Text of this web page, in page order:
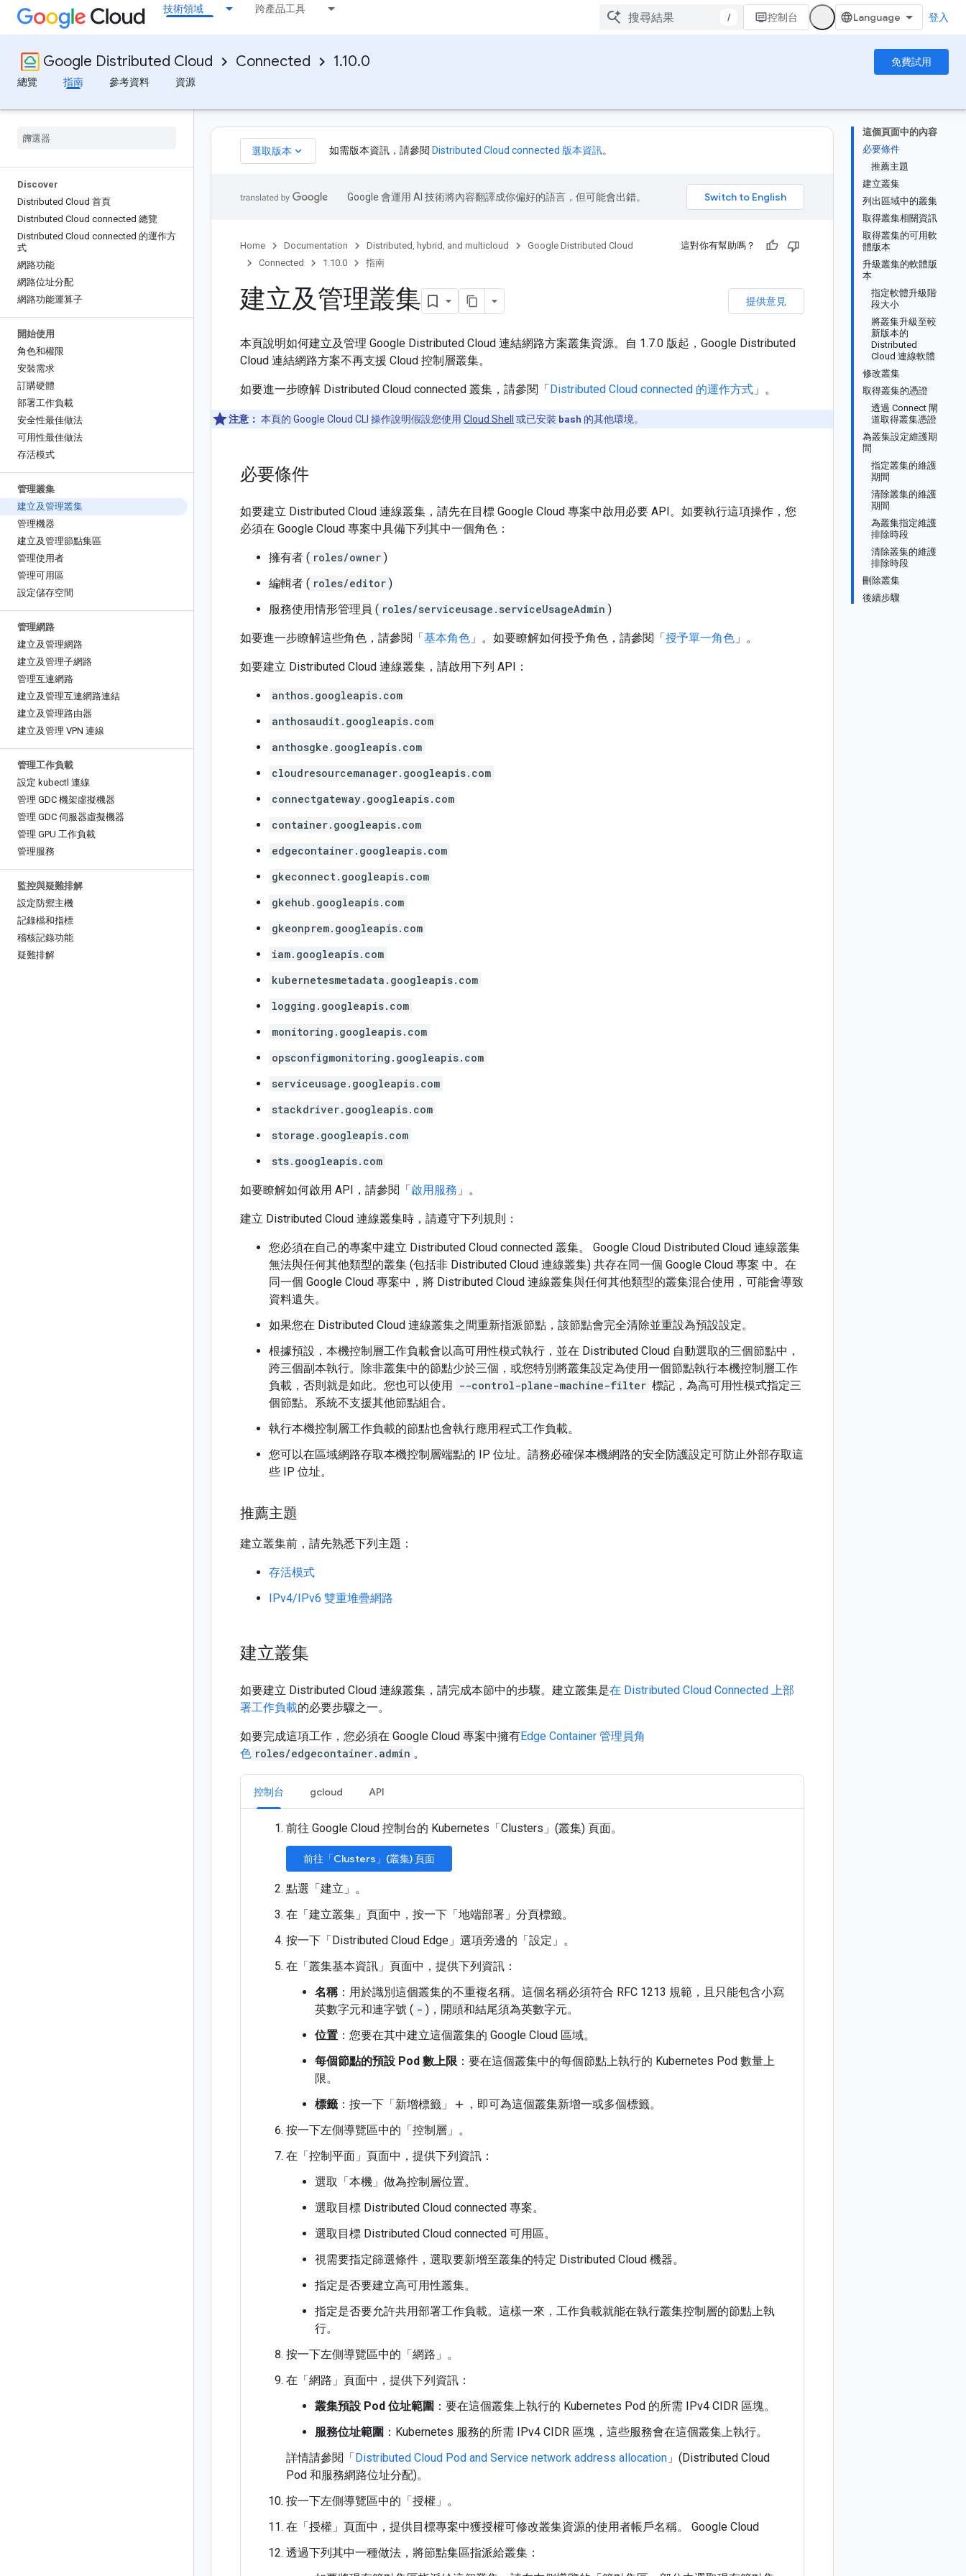
技術領域 跨產品工具
/ 控制台 登入
Google Distributed Cloud Connected 1.10.0
免費試用
總覽
指南 參考資料 資源
Discover
Distributed Cloud 首頁
Distributed Cloud connected 總覽
Distributed Cloud connected 的運作方
式
網路功能
網路位址分配
網路功能運算子
開始使用
角色和權限
安裝需求
訂購硬體
部署工作負載
安全性最佳做法
可用性最佳做法
存活模式
管理叢集
建立及管理叢集
管理機器
建立及管理節點集區
管理使用者
管理可用區
設定儲存空間
管理網路
建立及管理網路
建立及管理子網路
管理互連網路
建立及管理互連網路連結
建立及管理路由器
建立及管理 VPN 連線
管理工作負載
設定 kubectl 連線
管理 GDC 機架虛擬機器
管理 GDC 伺服器虛擬機器
管理 GPU 工作負載
管理服務
監控與疑難排解
設定防禦主機
記錄檔和指標
稽核記錄功能
疑難排解
這個頁面中的內容
必要條件
推薦主題
建立叢集
列出區域中的叢集
取得叢集相關資訊
取得叢集的可用軟
體版本
升級叢集的軟體版
本
指定軟體升級階
段大小
將叢集升級至較
新版本的
Distributed
Cloud 連線軟體
修改叢集
取得叢集的憑證
透過 Connect 閘
道取得叢集憑證
為叢集設定維護期
間
指定叢集的維護
期間
清除叢集的維護
期間
為叢集指定維護
排除時段
清除叢集的維護
排除時段
刪除叢集
後續步驟
選取版本 keyboard_arrow_down 如需版本資訊，請參閱 Distributed Cloud connected 版本資訊。
Google 會運用 AI 技術將內容翻譯成你偏好的語言，但可能會出錯。
Home Documentation Distributed, hybrid, and multicloud
Google Distributed Cloud
Connected
1.10.0 指南
這對你有幫助嗎？
提供意見
建立及管理叢集
本頁說明如何建立及管理 Google Distributed Cloud 連結網路方案叢集資源。自 1.7.0 版起，Google Distributed
Cloud 連結網路方案不再支援 Cloud 控制層叢集。
如要進一步瞭解 Distributed Cloud connected 叢集，請參閱「 Distributed Cloud connected 的運作方式 」。
注意： 本頁的 Google Cloud CLI 操作說明假設您使用 Cloud Shell 或已安裝 bash 的其他環境。
必要條件
如要建立 Distributed Cloud 連線叢集，請先在目標 Google Cloud 專案中啟用必要 API。如要執行這項操作，您
必須在 Google Cloud 專案中具備下列其中一個角色：
擁有者 ( roles/owner )
編輯者 ( roles/editor )
服務使用情形管理員 ( roles/serviceusage.serviceUsageAdmin )
如要進一步瞭解這些角色，請參閱「 基本角色 」。如要瞭解如何授予角色，請參閱「 授予單一角色 」。
如要建立 Distributed Cloud 連線叢集，請啟用下列 API：
anthos.googleapis.com
anthosaudit.googleapis.com
anthosgke.googleapis.com
cloudresourcemanager.googleapis.com
connectgateway.googleapis.com
container.googleapis.com
edgecontainer.googleapis.com
gkeconnect.googleapis.com
gkehub.googleapis.com
gkeonprem.googleapis.com
iam.googleapis.com
kubernetesmetadata.googleapis.com
logging.googleapis.com
monitoring.googleapis.com
opsconfigmonitoring.googleapis.com
serviceusage.googleapis.com
stackdriver.googleapis.com
storage.googleapis.com
sts.googleapis.com
如要瞭解如何啟用 API，請參閱「 啟用服務 」。
建立 Distributed Cloud 連線叢集時，請遵守下列規則：
您必須在自己的專案中建立 Distributed Cloud connected 叢集。 Google Cloud Distributed Cloud 連線叢集
無法與任何其他類型的叢集 (包括非 Distributed Cloud 連線叢集) 共存在同一個 Google Cloud 專案 中。在
同一個 Google Cloud 專案中，將 Distributed Cloud 連線叢集與任何其他類型的叢集混合使用，可能會導致
資料遺失。
如果您在 Distributed Cloud 連線叢集之間重新指派節點，該節點會完全清除並重設為預設設定。
根據預設，本機控制層工作負載會以高可用性模式執行，並在 Distributed Cloud 自動選取的三個節點中，
跨三個副本執行。除非叢集中的節點少於三個，或您特別將叢集設定為使用一個節點執行本機控制層工作
負載，否則就是如此。您也可以使用
--control-plane-machine-filter 標記，為高可用性模式指定三
個節點。系統不支援其他節點組合。
執行本機控制層工作負載的節點也會執行應用程式工作負載。
您可以在區域網路存取本機控制層端點的 IP 位址。請務必確保本機網路的安全防護設定可防止外部存取這
些 IP 位址。
推薦主題
建立叢集前，請先熟悉下列主題：
存活模式
IPv4/IPv6 雙重堆疊網路
建立叢集
如要建立 Distributed Cloud 連線叢集，請完成本節中的步驟。建立叢集是在 Distributed Cloud Connected 上部
署工作負載的必要步驟之一。
如要完成這項工作，您必須在 Google Cloud 專案中擁有Edge Container 管理員角
色 roles/edgecontainer.admin 。
控制台 gcloud API
前往 Google Cloud 控制台的 Kubernetes「Clusters」(叢集) 頁面。
前往「Clusters」(叢集) 頁面
點選「建立」 。
在「建立叢集」 頁面中，按一下「地端部署」 分頁標籤。
按一下「Distributed Cloud Edge」 選項旁邊的「設定」 。
在「叢集基本資訊」 頁面中，提供下列資訊：
名稱：用於識別這個叢集的不重複名稱。這個名稱必須符合 RFC 1213 規範，且只能包含小寫
英數字元和連字號 ( - )，開頭和結尾須為英數字元。
位置 ：您要在其中建立這個叢集的 Google Cloud 區域。
每個節點的預設 Pod 數上限 ：要在這個叢集中的每個節點上執行的 Kubernetes Pod 數量上
限。
標籤 ：按一下「新增標籤」 add ，即可為這個叢集新增一或多個標籤。
按一下左側導覽區中的「控制層」 。
在「控制平面」 頁面中，提供下列資訊：
選取「本機」 做為控制層位置。
選取目標 Distributed Cloud connected 專案。
選取目標 Distributed Cloud connected 可用區。
視需要指定篩選條件，選取要新增至叢集的特定 Distributed Cloud 機器。
指定是否要建立高可用性叢集。
指定是否要允許共用部署工作負載。這樣一來，工作負載就能在執行叢集控制層的節點上執
行。
按一下左側導覽區中的「網路」 。
在「網路」 頁面中，提供下列資訊：
叢集預設 Pod 位址範圍 ：要在這個叢集上執行的 Kubernetes Pod 的所需 IPv4 CIDR 區塊。
服務位址範圍 ：Kubernetes 服務的所需 IPv4 CIDR 區塊，這些服務會在這個叢集上執行。
詳情請參閱「 Distributed Cloud Pod and Service network address allocation 」(Distributed Cloud
Pod 和服務網路位址分配)。
按一下左側導覽區中的「授權」 。
在「授權」 頁面中，提供目標專案中獲授權可修改叢集資源的使用者帳戶名稱。 Google Cloud
透過下列其中一種做法，將節點集區指派給叢集：